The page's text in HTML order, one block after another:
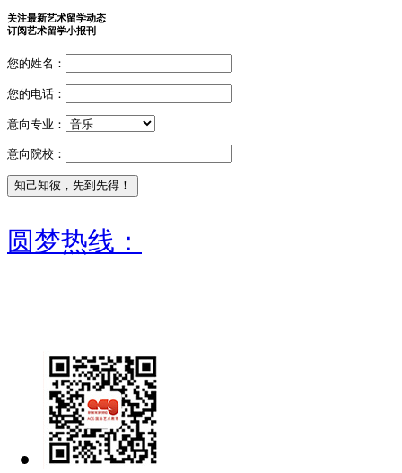
关注最新艺术留学动态
订阅艺术留学小报刊
您的姓名：
您的电话：
意向专业：
意向院校：
圆梦热线：